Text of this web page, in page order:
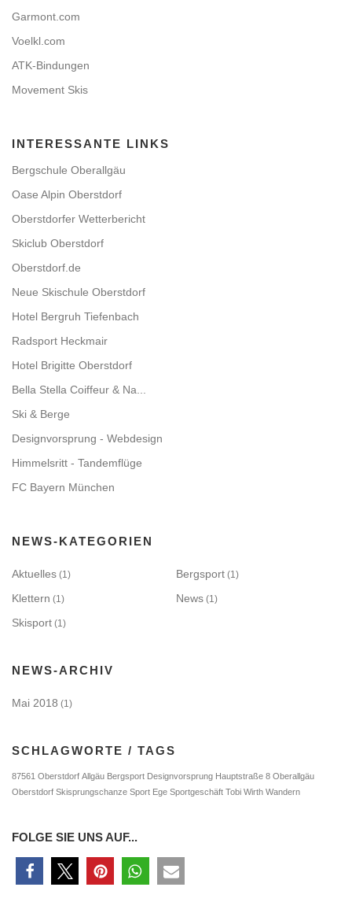
Garmont.com
Voelkl.com
ATK-Bindungen
Movement Skis
INTERESSANTE LINKS
Bergschule Oberallgäu
Oase Alpin Oberstdorf
Oberstdorfer Wetterbericht
Skiclub Oberstdorf
Oberstdorf.de
Neue Skischule Oberstdorf
Hotel Bergruh Tiefenbach
Radsport Heckmair
Hotel Brigitte Oberstdorf
Bella Stella Coiffeur & Na...
Ski & Berge
Designvorsprung - Webdesign
Himmelsritt - Tandemflüge
FC Bayern München
NEWS-KATEGORIEN
Aktuelles (1) Bergsport (1)
Klettern (1) News (1)
Skisport (1)
NEWS-ARCHIV
Mai 2018 (1)
SCHLAGWORTE / TAGS
87561 Oberstdorf Allgäu Bergsport Designvorsprung Hauptstraße 8 Oberallgäu
Oberstdorf Skisprungschanze Sport Ege Sportgeschäft Tobi Wirth Wandern
FOLGE SIE UNS AUF...